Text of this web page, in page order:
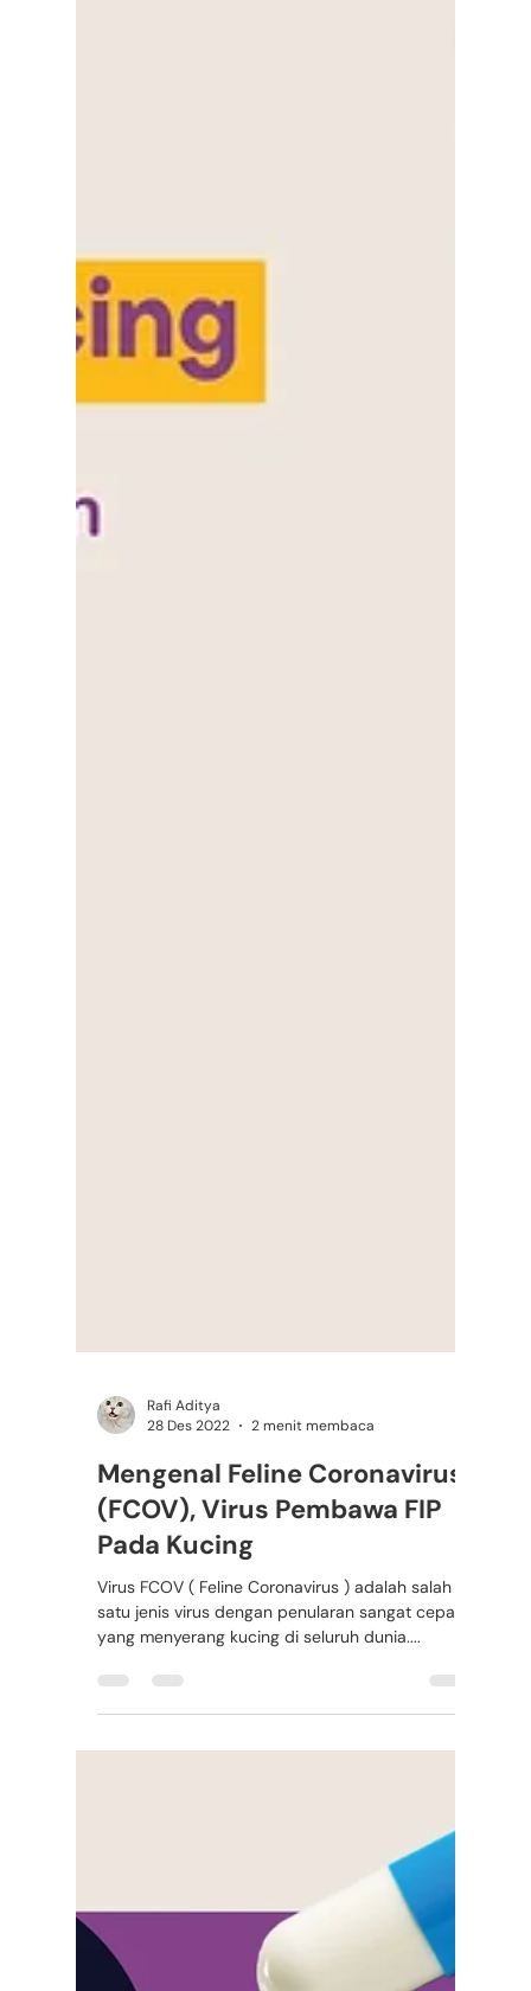
Rafi Aditya
28 Des 2022
2 menit membaca
Mengenal Feline Coronavirus
(FCOV), Virus Pembawa FIP
Pada Kucing
satu jenis virus dengan penularan sangat cepat
yang menyerang kucing di seluruh dunia....